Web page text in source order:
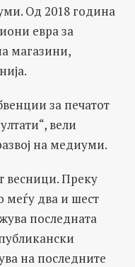
Од 2018 година
евра за
магазини,
за печатот
вели
на медиуми.
весници. Преку
меѓу два и шест
последната
на последните